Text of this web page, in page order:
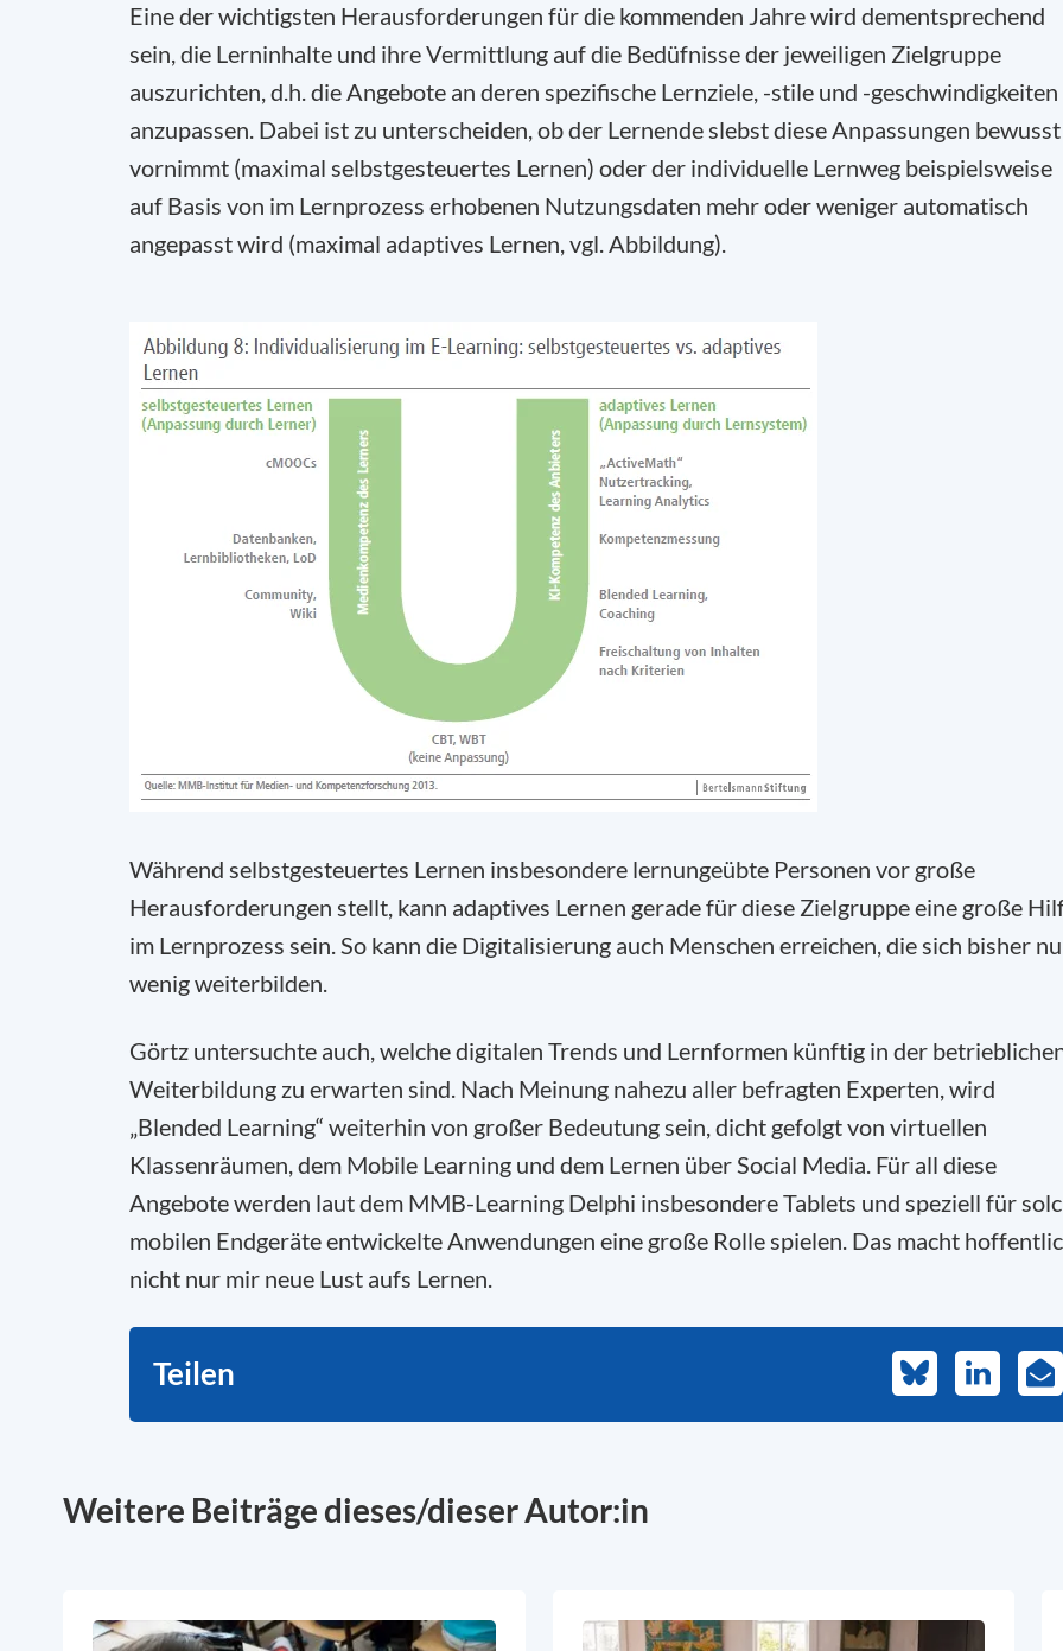
Eine der wichtigsten Herausforderungen für die kommenden Jahre wird dementsprechend
sein, die Lerninhalte und ihre Vermittlung auf die Bedüfnisse der jeweiligen Zielgruppe
auszurichten, d.h. die Angebote an deren spezifische Lernziele, -stile und -geschwindigkeiten
anzupassen. Dabei ist zu unterscheiden, ob der Lernende slebst diese Anpassungen bewusst
vornimmt (maximal selbstgesteuertes Lernen) oder der individuelle Lernweg beispielsweise
auf Basis von im Lernprozess erhobenen Nutzungsdaten mehr oder weniger automatisch
angepasst wird (maximal adaptives Lernen, vgl. Abbildung).
Während selbstgesteuertes Lernen insbesondere lernungeübte Personen vor große
Herausforderungen stellt, kann adaptives Lernen gerade für diese Zielgruppe eine große
im Lernprozess sein. So kann die Digitalisierung auch Menschen erreichen, die sich bisher
wenig weiterbilden.
Görtz untersuchte auch, welche digitalen Trends und Lernformen künftig in der
Weiterbildung zu erwarten sind. Nach Meinung nahezu aller befragten Experten, wird
„Blended Learning“ weiterhin von großer Bedeutung sein, dicht gefolgt von virtuellen
Klassenräumen, dem Mobile Learning und dem Lernen über Social Media. Für all diese
Angebote werden laut dem MMB-Learning Delphi insbesondere Tablets und speziell für
mobilen Endgeräte entwickelte Anwendungen eine große Rolle spielen. Das macht
nicht nur mir neue Lust aufs Lernen.
Teilen BlueskyLinkedIn
E-
Mail
Weitere Beiträge dieses/dieser Autor:in